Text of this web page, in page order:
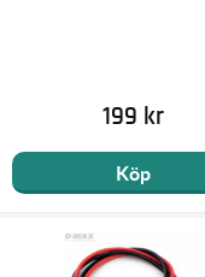
199 kr
Köp